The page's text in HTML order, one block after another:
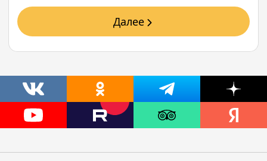
Далее